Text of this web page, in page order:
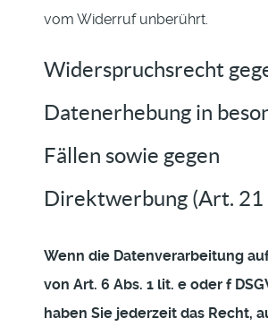
vom Widerruf unberührt.
Widerspruchsrecht
Datenerhebung in
Fällen sowie gegen
Direktwerbung (Art. 21
Wenn die Datenverarbeitung
von Art. 6 Abs. 1 lit. e oder f
haben Sie jederzeit das Recht,